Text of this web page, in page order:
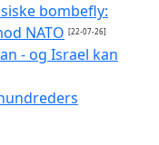
bombefly:
NATO [22-07-26]
- og Israel kan